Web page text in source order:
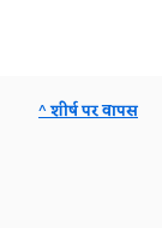
^ शीर्ष पर वापस